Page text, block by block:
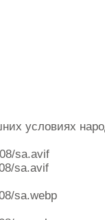
условиях
sa.avif
sa.avif
sa.webp